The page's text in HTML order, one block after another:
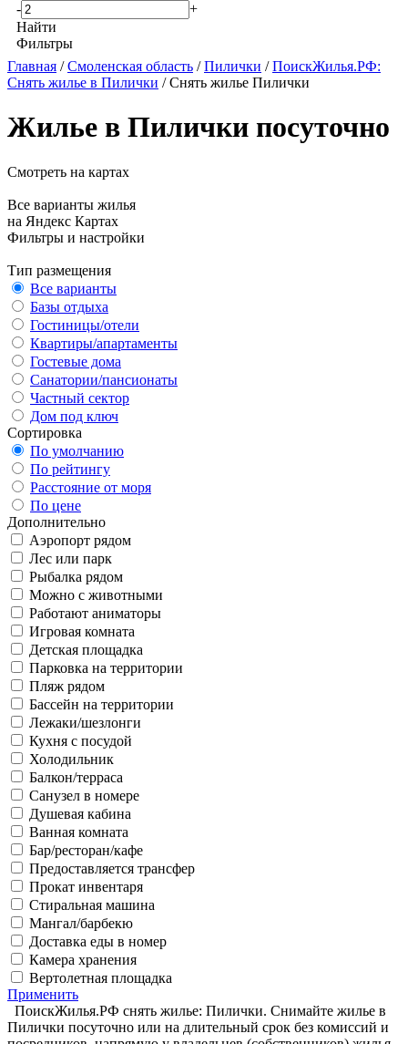
-
+
Найти
Фильтры
Главная /Смоленская область /Пилички /ПоискЖилья.РФ:
Снять жилье в Пилички / Снять жилье Пилички
Жилье в Пилички посуточно
Смотреть на картах
Все варианты жилья
на Яндекс Картах
Фильтры и настройки
Тип размещения
Все варианты
Базы отдыха
Гостиницы/отели
Квартиры/апартаменты
Гостевые дома
Санатории/пансионаты
Частный сектор
Дом под ключ
Сортировка
По умолчанию
По рейтингу
Расстояние от моря
По цене
Дополнительно
Аэропорт рядом
Лес или парк
Рыбалка рядом
Можно с животными
Работают аниматоры
Игровая комната
Детская площадка
Парковка на территории
Пляж рядом
Бассейн на территории
Лежаки/шезлонги
Кухня с посудой
Холодильник
Балкон/терраса
Санузел в номере
Душевая кабина
Ванная комната
Бар/ресторан/кафе
Предоставляется трансфер
Прокат инвентаря
Стиральная машина
Мангал/барбекю
Доставка еды в номер
Камера хранения
Вертолетная площадка
Применить
ПоискЖилья.РФ снять жилье: Пилички. Снимайте жилье в
Пилички посуточно или на длительный срок без комиссий и